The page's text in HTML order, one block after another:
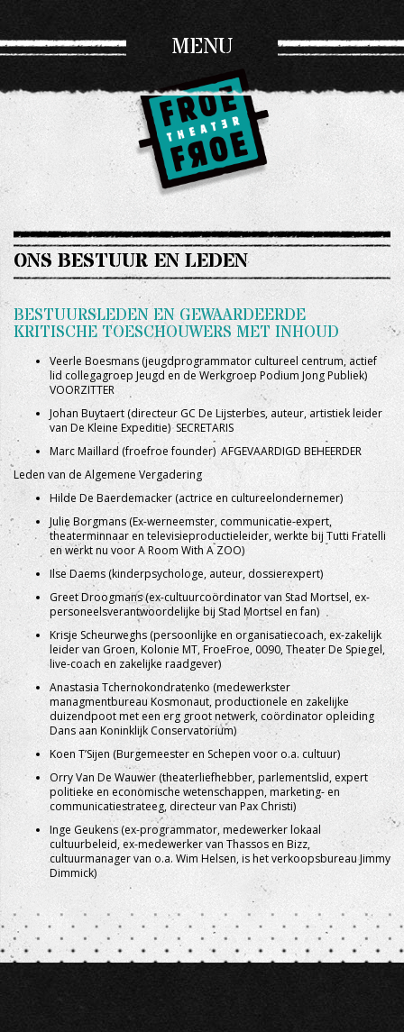
MENU
ONS BESTUUR EN LEDEN
BESTUURSLEDEN EN GEWAARDEERDE
KRITISCHE TOESCHOUWERS MET INHOUD
Veerle Boesmans (jeugdprogrammator cultureel centrum, actief
lid collegagroep Jeugd en de Werkgroep Podium Jong Publiek)
VOORZITTER
Johan Buytaert (directeur GC De Lijsterbes, auteur, artistiek leider
van De Kleine Expeditie) SECRETARIS
Marc Maillard (froefroe founder) AFGEVAARDIGD BEHEERDER
Leden van de Algemene Vergadering
Hilde De Baerdemacker (actrice en cultureelondernemer)
Julie Borgmans (Ex-werneemster, communicatie-expert,
theaterminnaar en televisieproductieleider,werkte bij Tutti Fratelli
en werkt nu voor A Room With A ZOO)
Ilse Daems (kinderpsychologe, auteur, dossierexpert)
Greet Droogmans (ex-cultuurcoördinator van Stad Mortsel, ex-
personeelsverantwoordelijke bij Stad Mortsel en fan)
Krisje Scheurweghs (persoonlijke en organisatiecoach, ex-zakelijk
leider van Groen, Kolonie MT, FroeFroe, 0090, Theater De Spiegel,
live-coach en zakelijke raadgever)
Anastasia Tchernokondratenko (medewerkster
managmentbureau Kosmonaut, productionele en zakelijke
duizendpoot met een erg groot netwerk, coördinator opleiding
Dans aan Koninklijk Conservatorium)
Koen T’Sijen (Burgemeester en Schepen voor o.a. cultuur)
Orry Van De Wauwer (theaterliefhebber, parlementslid, expert
politieke en economische wetenschappen, marketing- en
communicatiestrateeg, directeur van Pax Christi)
Inge Geukens (ex-programmator, medewerker lokaal
cultuurbeleid, ex-medewerker van Thassos en Bizz,
cultuurmanager van o.a. Wim Helsen, is het verkoopsbureau Jimmy
Dimmick)